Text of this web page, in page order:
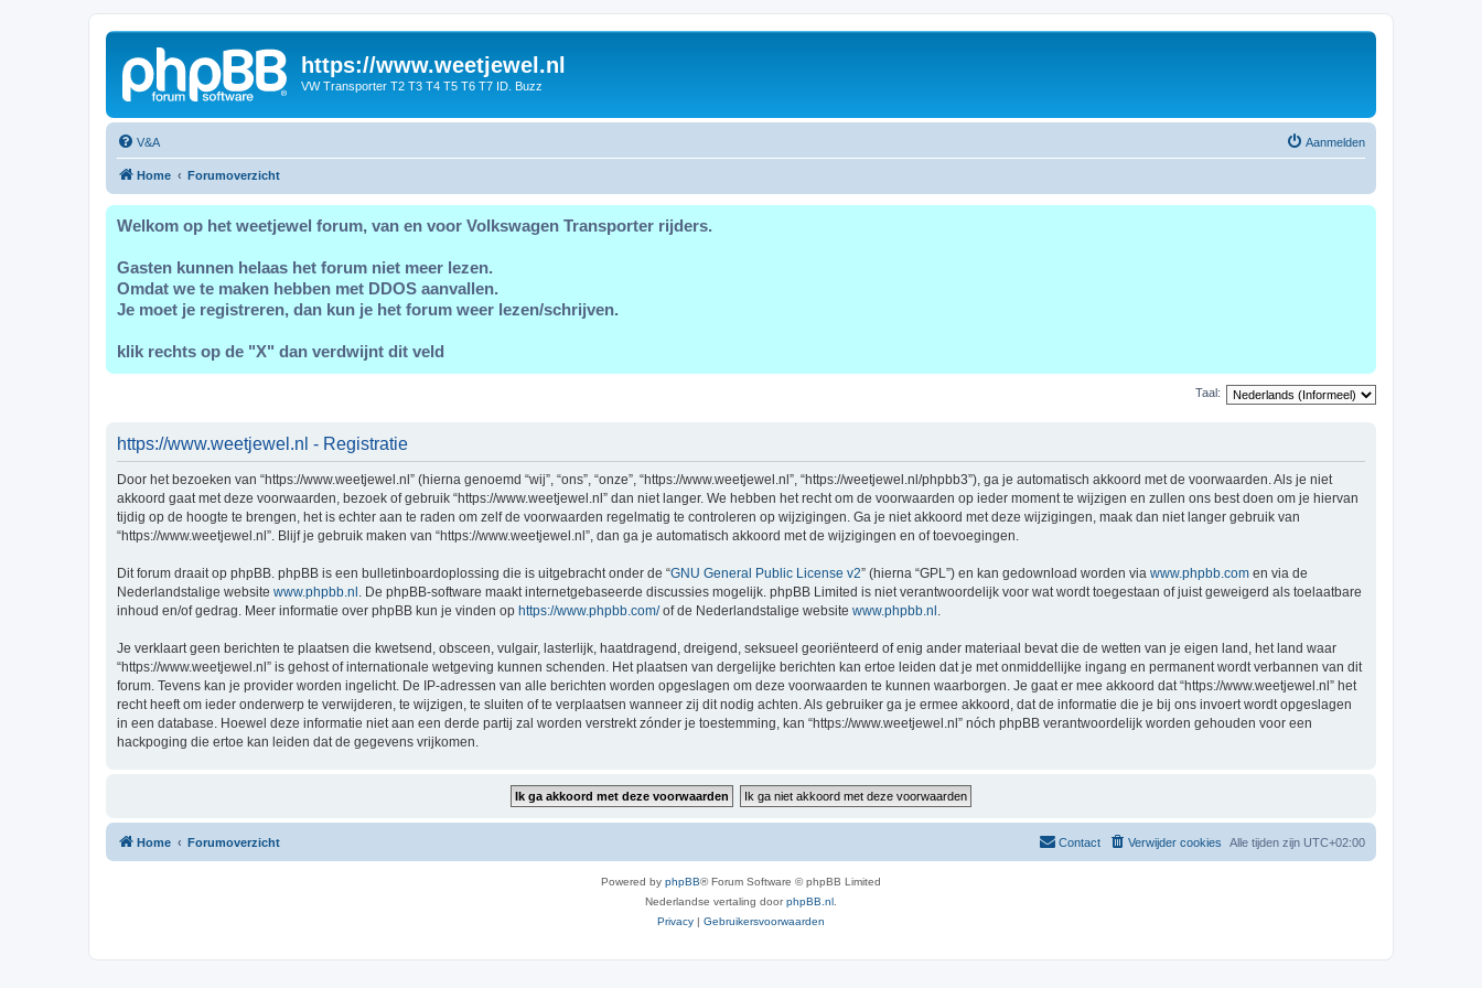
https://www.weetjewel.nl
VW Transporter T2 T3 T4 T5 T6 T7 ID. Buzz
V&A Aanmelden
Home Forumoverzicht
Welkom op het weetjewel forum, van en voor Volkswagen Transporter rijders.
Gasten kunnen helaas het forum niet meer lezen.
Omdat we te maken hebben met DDOS aanvallen.
Je moet je registreren, dan kun je het forum weer lezen/schrijven.
klik rechts op de "X" dan verdwijnt dit veld
Taal:
https://www.weetjewel.nl - Registratie
Door het bezoeken van “https://www.weetjewel.nl” (hierna genoemd “wij”, “ons”, “onze”, “https://www.weetjewel.nl”, “https://weetjewel.nl/phpbb3”), ga je automatisch akkoord met de voorwaarden. Als je niet
akkoord gaat met deze voorwaarden, bezoek of gebruik “https://www.weetjewel.nl” dan niet langer. We hebben het recht om de voorwaarden op ieder moment te wijzigen en zullen ons best doen om je hiervan
tijdig op de hoogte te brengen, het is echter aan te raden om zelf de voorwaarden regelmatig te controleren op wijzigingen. Ga je niet akkoord met deze wijzigingen, maak dan niet langer gebruik van
“https://www.weetjewel.nl”. Blijf je gebruik maken van “https://www.weetjewel.nl”, dan ga je automatisch akkoord met de wijzigingen en of toevoegingen.
Dit forum draait op phpBB. phpBB is een bulletinboardoplossing die is uitgebracht onder de “GNU General Public License v2” (hierna “GPL”) en kan gedownload worden via www.phpbb.com en via de
Nederlandstalige website www.phpbb.nl . De phpBB-software maakt internetgebaseerde discussies mogelijk. phpBB Limited is niet verantwoordelijk voor wat wordt toegestaan of juist geweigerd als toelaatbare
inhoud en/of gedrag. Meer informatie over phpBB kun je vinden op https://www.phpbb.com/of de Nederlandstalige website www.phpbb.nl .
Je verklaart geen berichten te plaatsen die kwetsend, obsceen, vulgair, lasterlijk, haatdragend, dreigend, seksueel georiënteerd of enig ander materiaal bevat die de wetten van je eigen land, het land waar
“https://www.weetjewel.nl” is gehost of internationale wetgeving kunnen schenden. Het plaatsen van dergelijke berichten kan ertoe leiden dat je met onmiddellijke ingang en permanent wordt verbannen van dit
forum. Tevens kan je provider worden ingelicht. De IP-adressen van alle berichten worden opgeslagen om deze voorwaarden te kunnen waarborgen. Je gaat er mee akkoord dat “https://www.weetjewel.nl” het
recht heeft om ieder onderwerp te verwijderen, te wijzigen, te sluiten of te verplaatsen wanneer zij dit nodig achten. Als gebruiker ga je ermee akkoord, dat de informatie die je bij ons invoert wordt opgeslagen
in een database. Hoewel deze informatie niet aan een derde partij zal worden verstrekt zónder je toestemming, kan “https://www.weetjewel.nl” nóch phpBB verantwoordelijk worden gehouden voor een
hackpoging die ertoe kan leiden dat de gegevens vrijkomen.
Home Forumoverzicht Alle tijden zijn UTC+02:00
Verwijder cookies
Contact
Powered by phpBB® Forum Software © phpBB Limited
Nederlandse vertaling doorphpBB.nl
Privacy | Gebruikersvoorwaarden